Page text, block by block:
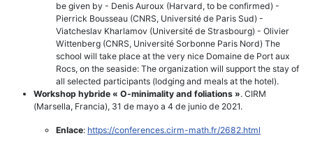
be given by - Denis Auroux (Harvard, to be confirmed) -
Pierrick Bousseau (CNRS, Université de Paris Sud) -
Viatcheslav Kharlamov (Université de Strasbourg) - Olivier
Wittenberg (CNRS, Université Sorbonne Paris Nord) The
school will take place at the very nice Domaine de Port aux
Rocs, on the seaside: The organization will support the stay of
all selected participants (lodging and meals at the hotel).
Workshop hybride « O-minimality and foliations ». CIRM
(Marsella, Francia), 31 de mayo a 4 de junio de 2021.
Enlace: https://conferences.cirm-math.fr/2682.html